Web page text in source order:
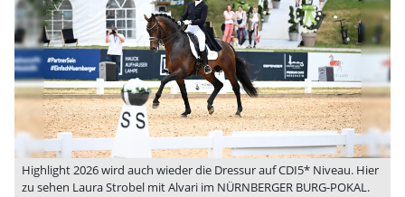
Highlight 2026 wird auch wieder die Dressur auf CDI5* Niveau. Hier
zu sehen Laura Strobel mit Alvari im NÜRNBERGER BURG-POKAL.